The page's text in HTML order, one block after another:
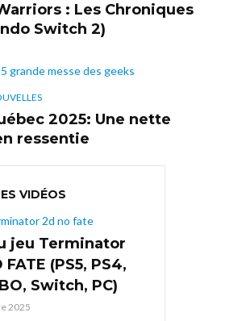
: Les Chroniques
Switch 2)
2025: Une nette
ressentie
VIDÉOS
jeu Terminator
FATE (PS5, PS4,
Switch, PC)
2025